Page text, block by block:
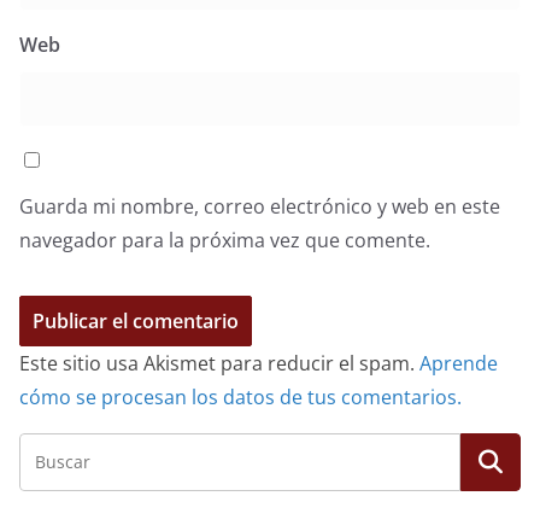
Web
Guarda mi nombre, correo electrónico y web en este
navegador para la próxima vez que comente.
Este sitio usa Akismet para reducir el spam. Aprende
cómo se procesan los datos de tus comentarios.